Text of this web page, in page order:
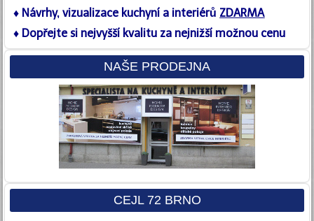
♦ Návrhy, vizualizace kuchyní a interiérů ZDARMA
♦ Dopřejte si nejvyšší kvalitu za nejnižší možnou cenu
NAŠE PRODEJNA
CEJL 72 BRNO